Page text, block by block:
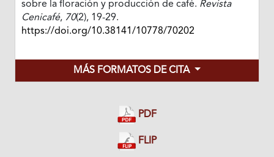
sobre la floración y producción de café. Revista
Cenicafé, 70(2), 19-29.
https://doi.org/10.38141/10778/70202
MÁS FORMATOS DE CITA
PDF
FLIP